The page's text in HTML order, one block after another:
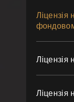
Ліцензія
Ліцензія
Ліцензія